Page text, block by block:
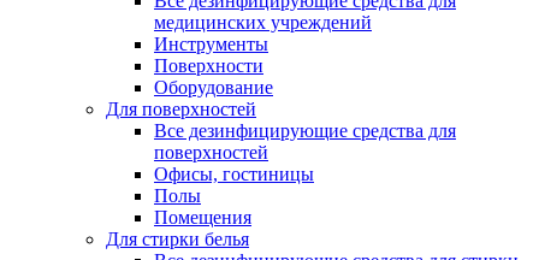
медицинских учреждений
Инструменты
Поверхности
Оборудование
Для поверхностей
Все дезинфицирующие средства для
поверхностей
Офисы, гостиницы
Полы
Помещения
Для стирки белья